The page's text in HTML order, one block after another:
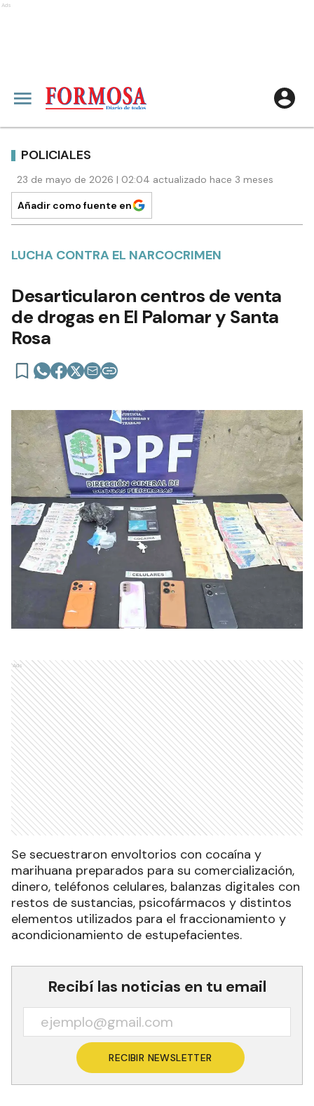
Ads
POLICIALES
23 de mayo de 2026 | 02:04 actualizado hace 3 meses
Añadir como fuente en
LUCHA CONTRA EL NARCOCRIMEN
Desarticularon centros de venta
de drogas en El Palomar y Santa
Rosa
Ads
Se secuestraron envoltorios con cocaína y
marihuana preparados para su comercialización,
dinero, teléfonos celulares, balanzas digitales con
restos de sustancias, psicofármacos y distintos
elementos utilizados para el fraccionamiento y
acondicionamiento de estupefacientes.
Recibí las noticias en tu email
RECIBIR NEWSLETTER